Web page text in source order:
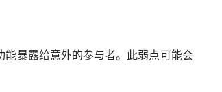
暴露给意外的参与者。此弱点可能会